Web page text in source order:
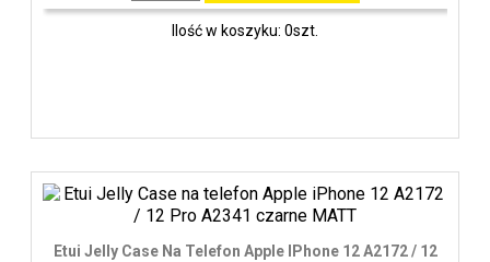
Ilość w koszyku: 0szt.
Etui Jelly Case Na Telefon Apple IPhone 12 A2172 / 12